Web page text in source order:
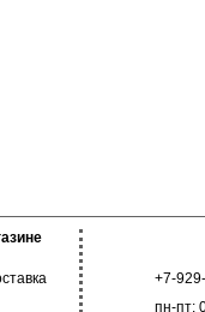
+7-
пн-пт: